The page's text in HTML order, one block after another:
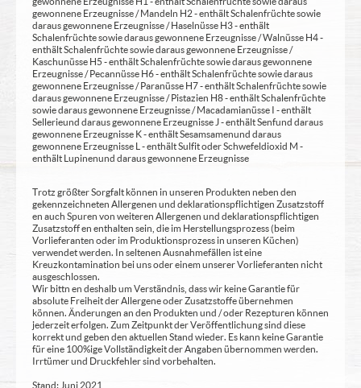
gewonnene Erzeugnisse / Mandeln H2 - enthält Schalenfrüchte sowie
daraus gewonnene Erzeugnisse / Haselnüsse H3 - enthält
Schalenfrüchte sowie daraus gewonnene Erzeugnisse / Walnüsse H4 -
enthält Schalenfrüchte sowie daraus gewonnene Erzeugnisse /
Kaschunüsse H5 - enthält Schalenfrüchte sowie daraus gewonnene
Erzeugnisse / Pecannüsse H6 - enthält Schalenfrüchte sowie daraus
gewonnene Erzeugnisse / Paranüsse H7 - enthält Schalenfrüchte sowie
daraus gewonnene Erzeugnisse / Pistazien H8 - enthält Schalenfrüchte
sowie daraus gewonnene Erzeugnisse / Macadamianüsse I - enthält
Sellerie und daraus gewonnene Erzeugnisse J - enthält Senf und daraus
gewonnene Erzeugnisse K - enthält Sesamsamen und daraus
gewonnene Erzeugnisse L - enthält Sulfit oder Schwefeldioxid M -
enthält Lupinen und daraus gewonnene Erzeugnisse
Trotz größter Sorgfalt können in unseren Produkten neben den
gekennzeichneten Allergenen und deklarationspflichtigen Zusatzstoff
en auch Spuren von weiteren Allergenen und deklarationspflichtigen
Zusatzstoff en enthalten sein, die im Herstellungsprozess (beim
Vorlieferanten oder im Produktionsprozess in unseren Küchen)
verwendet werden. In seltenen Ausnahmefällen ist eine
Kreuzkontamination bei uns oder einem unserer Vorlieferanten nicht
ausgeschlossen.
Wir bittn en deshalb um Verständnis, dass wir keine Garantie für
absolute Freiheit der Allergene oder Zusatzstoffe übernehmen
können. Änderungen an den Produkten und / oder Rezepturen können
jederzeit erfolgen. Zum Zeitpunkt der Veröffentlichung sind diese
korrekt und geben den aktuellen Stand wieder. Es kann keine Garantie
für eine 100%ige Vollständigkeit der Angaben übernommen werden.
Irrtümer und Druckfehler sind vorbehalten.
Stand: Juni 2021